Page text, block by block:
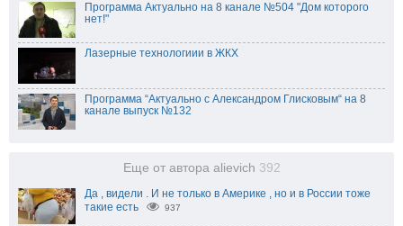
Программа Актуально на 8 канале №504 "Дом которого
нет!"
Лазерные технологиии в ЖКХ
Программа “Актуально с Александром Глисковым“ на 8
канале выпуск №132
Еще от автора alievich 392
Да , видели . И не только в Америке , но и в России тоже
такие есть
937